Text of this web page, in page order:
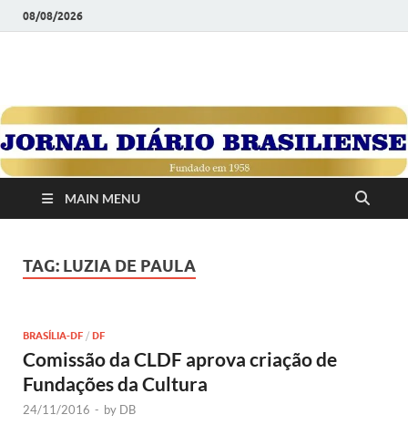
08/08/2026
JORNAL DIÁRIO
BRASILIENSE
1958
MAIN MENU
TAG: LUZIA DE PAULA
BRASÍLIA-DF / DF
Comissão da CLDF aprova criação de
Fundações da Cultura
24/11/2016 - by DB